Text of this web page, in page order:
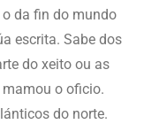
da fin do mundo
escrita. Sabe dos
do xeito ou as
mamou o oficio.
do norte.